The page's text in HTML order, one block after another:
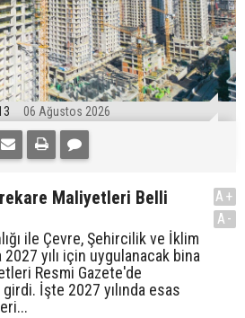
06 Ağustos 2026
Maliyetleri Belli
ile Çevre, Şehircilik ve İklim
2027 yılı için uygulanacak bina
Resmi Gazete'de
İşte 2027 yılında esas
A+
A-